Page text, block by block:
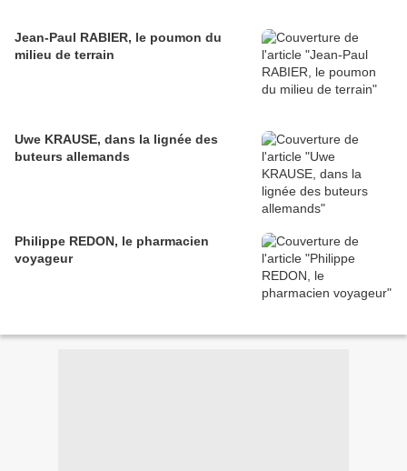
Jean-Paul RABIER, le poumon du
milieu de terrain
Uwe KRAUSE, dans la lignée des
buteurs allemands
Philippe REDON, le pharmacien
voyageur